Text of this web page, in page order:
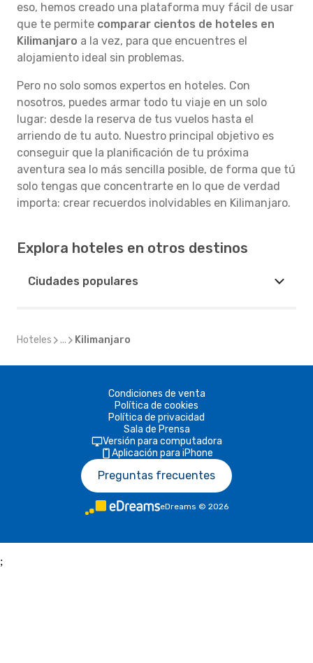
eso, hemos creado una plataforma muy fácil de usar
que te permite comparar cientos de hoteles en
Kilimanjaro a la vez, para que encuentres el
alojamiento ideal sin problemas.
Pero no solo somos expertos en hoteles. Con
nosotros, puedes armar todo tu viaje en un solo
lugar: desde la reserva de tus vuelos hasta el
arriendo de tu auto. Nuestro principal objetivo es
conseguir que la planificación de tu próxima
aventura sea lo más sencilla posible, de forma que tú
solo tengas que concentrarte en lo que de verdad
importa: crear recuerdos inolvidables en Kilimanjaro.
Explora hoteles en otros destinos
Ciudades populares
Hoteles ... Kilimanjaro
Condiciones de venta
Política de cookies
Política de privacidad
Sala de Prensa
Versión para computadora
Aplicación para iPhone
Preguntas frecuentes
eDreams © 2026
;